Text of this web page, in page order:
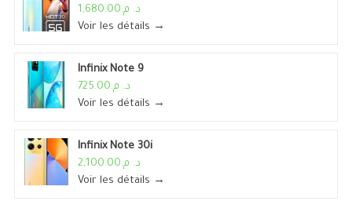
د. م.1,680.00
Voir les détails →
Infinix Note 9
د. م.725.00
Voir les détails →
Infinix Note 30i
د. م.2,100.00
Voir les détails →